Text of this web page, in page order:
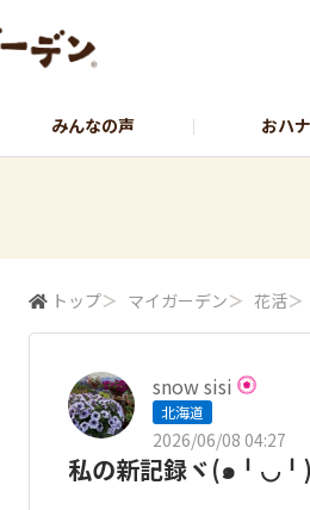
みんなの声 おハ
トップ＞ マイガーデン＞ 花活＞
snow sisi
北海道
2026/06/08 04:27
私の新記録ヾ(๑